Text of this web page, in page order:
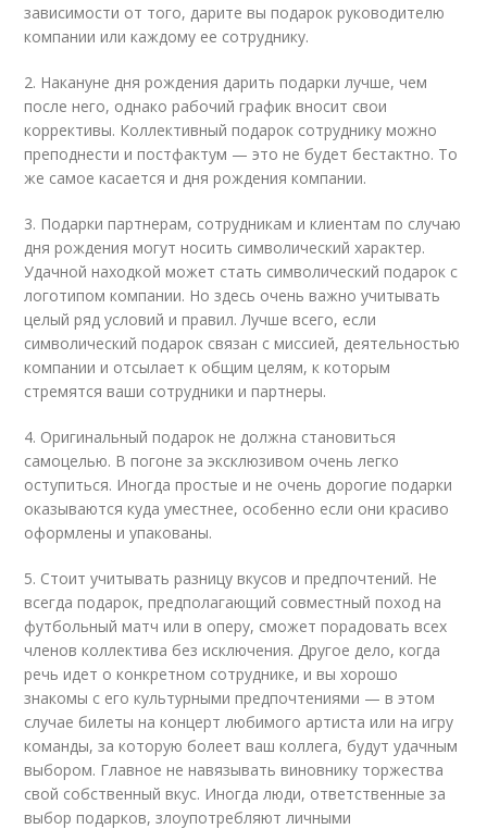
зависимости от того, дарите вы подарок руководителю
компании или каждому ее сотруднику.
2. Накануне дня рождения дарить подарки лучше, чем
после него, однако рабочий график вносит свои
коррективы. Коллективный подарок сотруднику можно
преподнести и постфактум — это не будет бестактно. То
же самое касается и дня рождения компании.
3. Подарки партнерам, сотрудникам и клиентам по случаю
дня рождения могут носить символический характер.
Удачной находкой может стать символический подарок с
логотипом компании. Но здесь очень важно учитывать
целый ряд условий и правил. Лучше всего, если
символический подарок связан с миссией, деятельностью
компании и отсылает к общим целям, к которым
стремятся ваши сотрудники и партнеры.
4. Оригинальный подарок не должна становиться
самоцелью. В погоне за эксклюзивом очень легко
оступиться. Иногда простые и не очень дорогие подарки
оказываются куда уместнее, особенно если они красиво
оформлены и упакованы.
5. Стоит учитывать разницу вкусов и предпочтений. Не
всегда подарок, предполагающий совместный поход на
футбольный матч или в оперу, сможет порадовать всех
членов коллектива без исключения. Другое дело, когда
речь идет о конкретном сотруднике, и вы хорошо
знакомы с его культурными предпочтениями — в этом
случае билеты на концерт любимого артиста или на игру
команды, за которую болеет ваш коллега, будут удачным
выбором. Главное не навязывать виновнику торжества
свой собственный вкус. Иногда люди, ответственные за
выбор подарков, злоупотребляют личными